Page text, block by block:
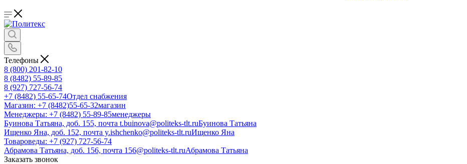
Телефоны
8 (800) 201-82-10
8 (8482) 55-89-85
8 (927) 727-56-74
+7 (8482) 55-65-74Отдел снабжения
Магазин: +7 (8482)55-65-32магазин
Менеджеры: +7 (8482) 55-89-85менеджеры
Буинова Татьяна, доб. 155, почта t.buinova@politeks-tlt.ruБуинова Татьяна
Ищенко Яна, доб. 152, почта y.ishchenko@politeks-tlt.ruИщенко Яна
Товароведы: +7 (927) 727-56-74
Абрамова Татьяна, доб. 156, почта 156@politeks-tlt.ruАбрамова Татьяна
Заказать звонок